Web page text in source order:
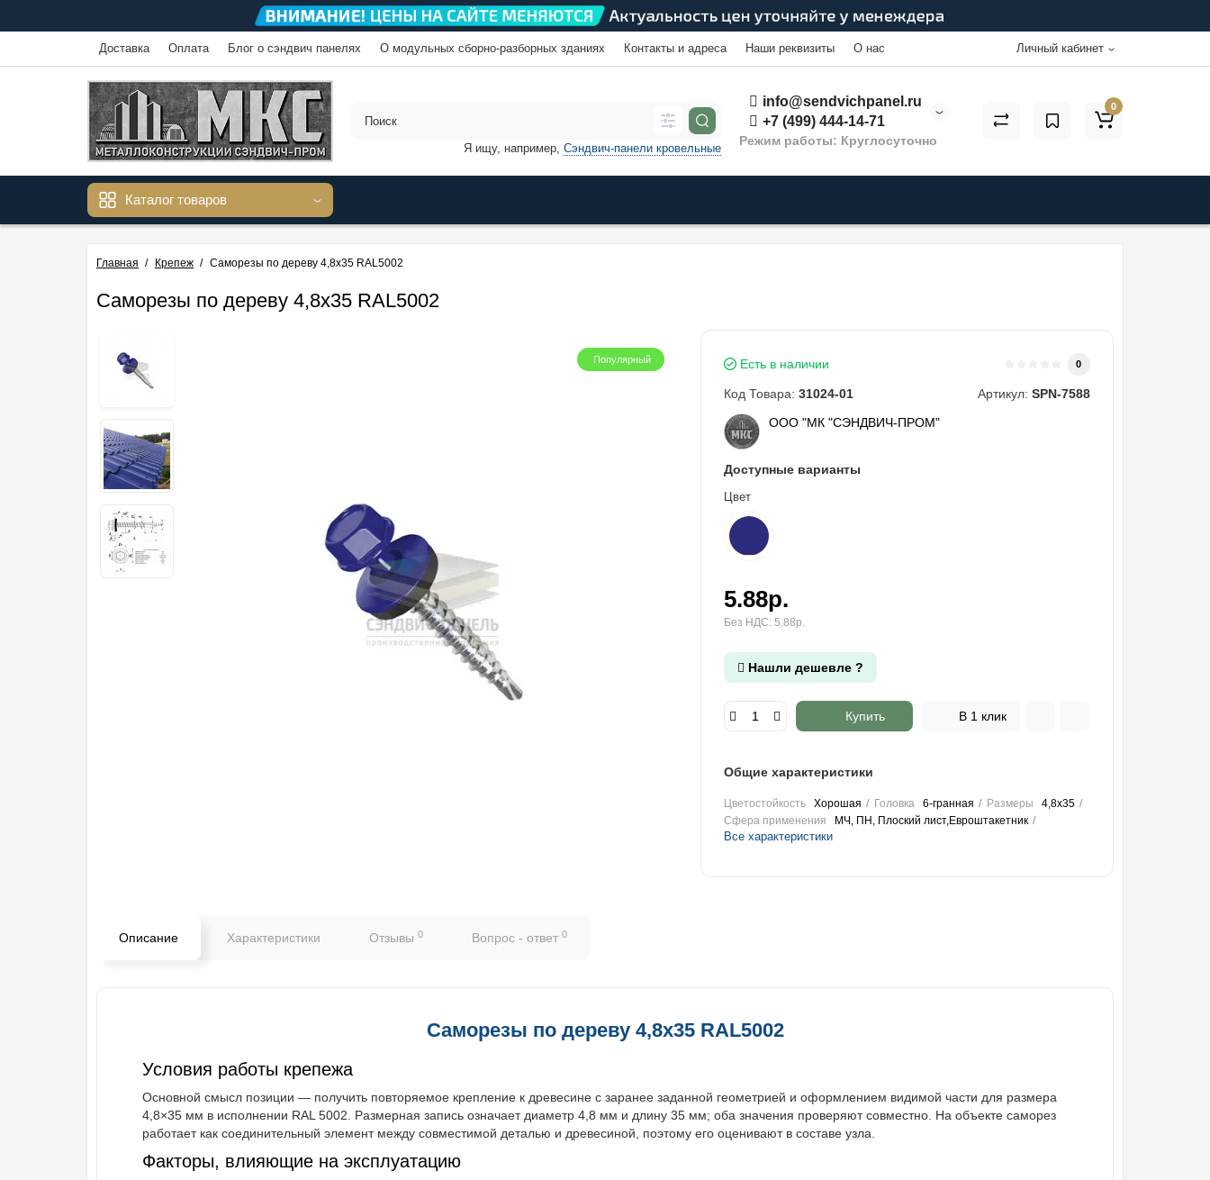
Доставка Оплата Блог о сэндвич панелях О модульных сборно-разборных зданиях Контакты и адреса Наши реквизиты О нас Личный кабинет
info@sendvichpanel.ru
+7 (499) 444-14-71
Режим работы: Круглосуточно
Я ищу, например, Сэндвич-панели кровельные
0
Каталог товаров
Главная Крепеж Саморезы по дереву 4,8х35 RAL5002
Саморезы по дереву 4,8х35 RAL5002
Популярный Есть в наличии 0
Код Товара: 31024-01 Артикул: SPN-7588
ООО "МК "СЭНДВИЧ-ПРОМ"
Доступные варианты
Цвет
5.88р.
Без НДС: 5.88р.
Нашли дешевле ?
Купить В 1 клик
Общие характеристики
Цветостойкость Хорошая Головка 6-гранная Размеры
4,8х35
Сфера применения
МЧ, ПН, Плоский лист,Евроштакетник
Все характеристики
Описание Характеристики Отзывы 0 Вопрос - ответ 0
Саморезы по дереву 4,8х35 RAL5002
Условия работы крепежа
Основной смысл позиции — получить повторяемое крепление к древесине с заранее заданной геометрией и оформлением видимой части для размера
4,8×35 мм в исполнении RAL 5002. Размерная запись означает диаметр 4,8 мм и длину 35 мм; оба значения проверяют совместно. На объекте саморез
работает как соединительный элемент между совместимой деталью и древесиной, поэтому его оценивают в составе узла.
Факторы, влияющие на эксплуатацию